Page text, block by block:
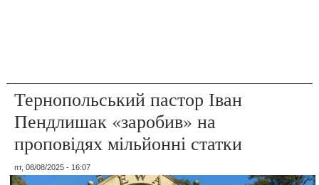
Тернопольський пастор Іван
Пендлишак «заробив» на
проповідях мільйонні статки
пт, 08/08/2025 - 16:07